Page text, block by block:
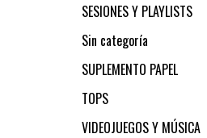
SESIONES Y PLAYLISTS
Sin categoría
SUPLEMENTO PAPEL
TOPS
VIDEOJUEGOS Y MÚSICA